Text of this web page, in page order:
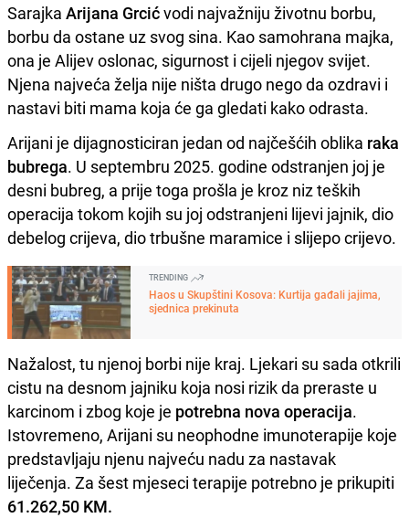
Sarajka Arijana Grcićvodi najvažniju životnu borbu,
borbu da ostane uz svog sina. Kao samohrana majka,
ona je Alijev oslonac, sigurnost i cijeli njegov svijet.
Njena najveća želja nije ništa drugo nego da ozdravi i
nastavi biti mama koja će ga gledati kako odrasta.
Arijani je dijagnosticiran jedan od najčešćih oblika raka
bubrega. U septembru 2025. godine odstranjen joj je
desni bubreg, a prije toga prošla je kroz niz teških
operacija tokom kojih su joj odstranjeni lijevi jajnik, dio
debelog crijeva, dio trbušne maramice i slijepo crijevo.
TRENDING
Haos u Skupštini Kosova: Kurtija gađali jajima,
sjednica prekinuta
Nažalost, tu njenoj borbi nije kraj. Ljekari su sada otkrili
cistu na desnom jajniku koja nosi rizik da preraste u
karcinom i zbog koje je potrebna nova operacija.
Istovremeno, Arijani su neophodne imunoterapije koje
predstavljaju njenu najveću nadu za nastavak
liječenja. Za šest mjeseci terapije potrebno je prikupiti
61.262,50 KM.